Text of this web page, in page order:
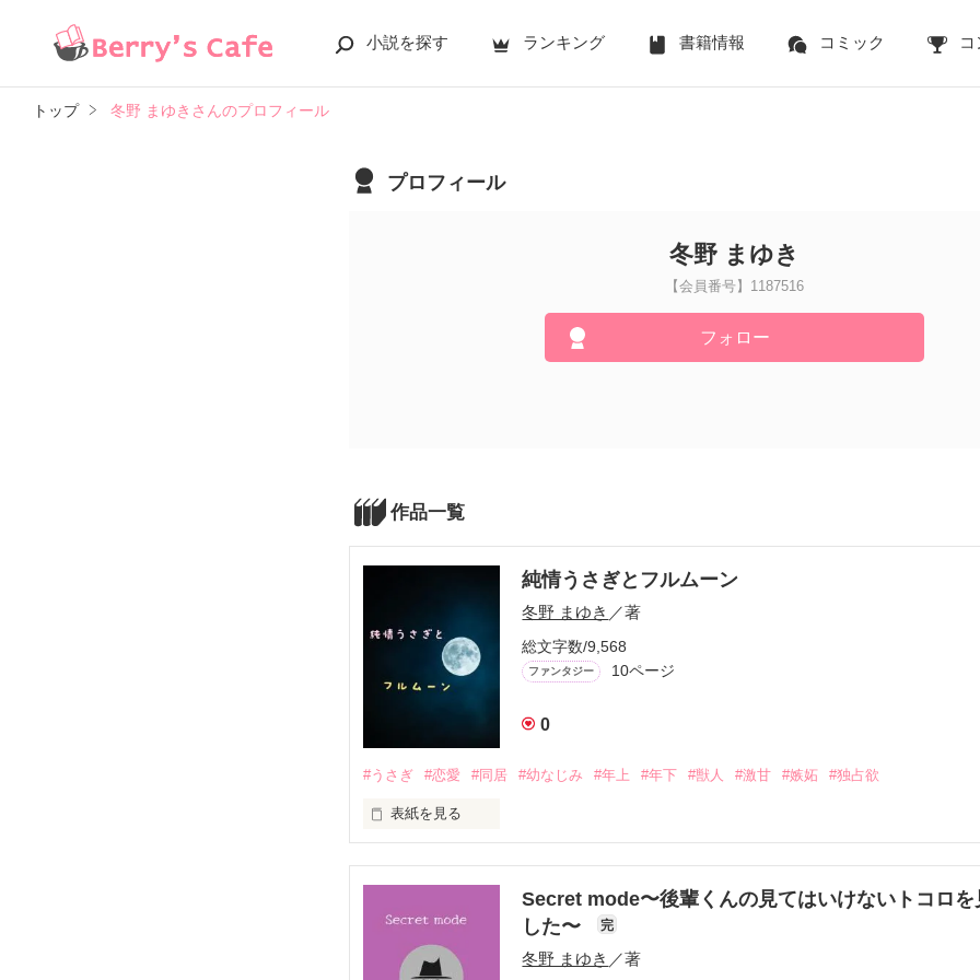
小説を探す ランキング 書籍情報 コミック コ
トップ 冬野 まゆきさんのプロフィール
プロフィール
冬野 まゆき
【会員番号】1187516
フォロー
作品一覧
純情うさぎとフルムーン
冬野 まゆき ／著
総文字数/9,568
ファンタジー 10ページ
0
#うさぎ #恋愛 #同居 #幼なじみ #年上 #年下 #獣人 #激甘 #嫉妬 #独占欲
表紙を見る
Secret mode〜後輩くんの見てはいけないトコロを
した〜
完
冬野 まゆき ／著